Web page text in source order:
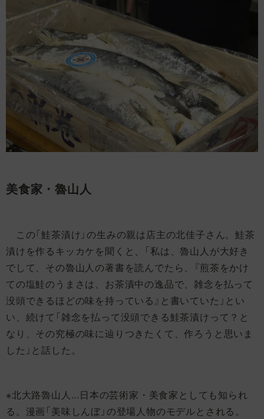
美食家・魯山人
この「鮭茶漬け」の生みの親は店主の北佳子さん。鮭茶
漬けを作るキッカケを聞くと、「私は、魯山人が大好き
でして、その魯山人の著書を読んでたら、『煎茶をかけ
ての塩鮭のうまさは、お茶漬中の逸品で、雑念を払って
没頭できるほどの味を持っている』と書いていた」とい
い、続けて「雑念を払って没頭できる鮭茶漬けって？と
なり、その究極の味に辿りつきたくて、作ろうと思いま
した」と話した。
※北大路魯山人...日本の芸術家・美食家としても知られ
る。漫画「美味しんぼ」の登場人物のモデルとされる。